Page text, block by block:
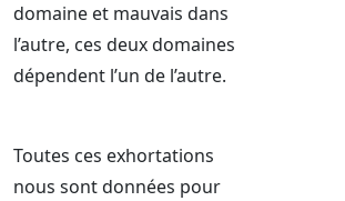
domaine et mauvais dans
l’autre, ces deux domaines
dépendent l’un de l’autre.
Toutes ces exhortations
nous sont données pour